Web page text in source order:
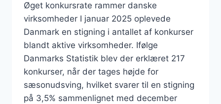
Øget konkursrate rammer danske
virksomheder I januar 2025 oplevede
Danmark en stigning i antallet af konkurser
blandt aktive virksomheder. Ifølge
Danmarks Statistik blev der erklæret 217
konkurser, når der tages højde for
sæsonudsving, hvilket svarer til en stigning
på 3,5% sammenlignet med december